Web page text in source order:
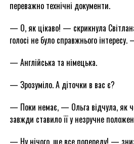
переважно технічні документи.
— О, як цікаво! — скрикнула
голосі не було справжнього
— Англійська та німецька.
— Зрозуміло. А діточки в вас є?
— Поки немає, — Ольга відчула, як
завжди ставило її у незручне
— Ну нічого, ще все попереду! —